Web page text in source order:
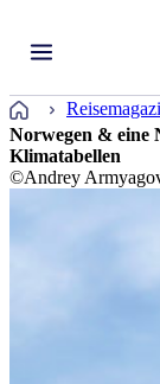
Startseite
Norwegen & eine
Klimatabellen
©Andrey